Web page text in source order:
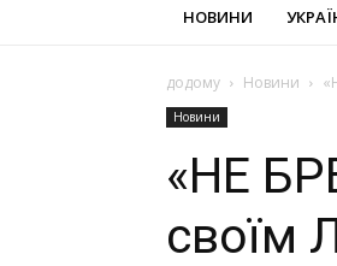
НОВИНИ
додому Новини
Новини
«НЕ
своїм